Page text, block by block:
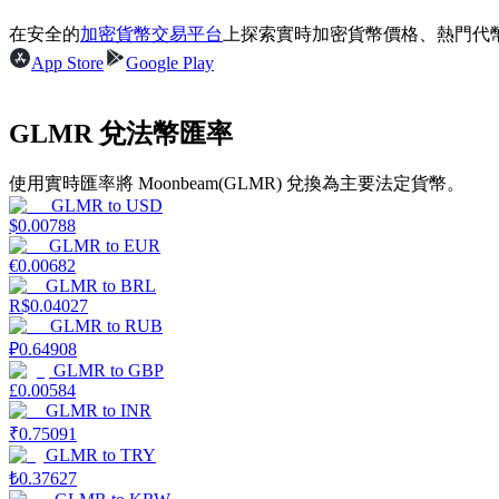
交易策略
學習如何保持盈利
在安全的加密貨幣交易平台 上探索實時加密貨幣價格、熱門代
App Store
Google Play
GLMR 兌法幣匯率
使用實時匯率將 Moonbeam(GLMR) 兌換為主要法定貨幣。
GLMR to USD
$0.00788
GLMR to EUR
€0.00682
GLMR to BRL
R$0.04027
GLMR to RUB
₽0.64908
GLMR to GBP
£0.00584
GLMR to INR
₹0.75091
GLMR to TRY
₺0.37627